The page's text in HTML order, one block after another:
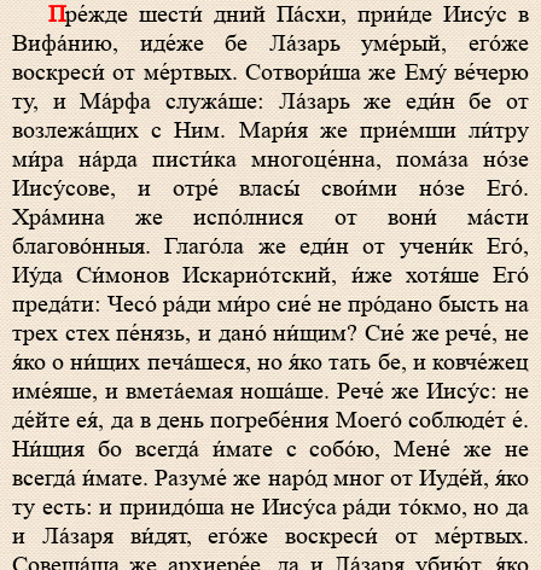
Пре́жде шести́ дний Па́схи, прии́де Иису́с в
Вифа́нию, иде́же бе Ла́зарь уме́рый, его́же
воскреси́ от ме́ртвых. Сотвори́ша же Ему́ ве́черю
ту, и Ма́рфа служа́ше: Ла́зарь же еди́н бе от
возлежа́щих с Ним. Мари́я же прие́мши ли́тру
ми́ра на́рда писти́ка многоце́нна, пома́за но́зе
Иису́сове, и отре́ власы́ свои́ми но́зе Его́.
Хра́мина же испо́лнися от вони́ ма́сти
благово́нныя. Глаго́ла же еди́н от учени́к Его́,
Иу́да Си́монов Искарио́тский, и́же хотя́ше Его́
преда́ти: Чесо́ ра́ди ми́ро сие́ не про́дано бысть на
трех стех пе́нязь, и дано́ ни́щим? Сие́ же рече́, не
я́ко о ни́щих печа́шеся, но я́ко тать бе, и ковче́жец
име́яше, и вмета́емая ноша́ше. Рече́ же Иису́с: не
де́йте ея́, да в день погребе́ния Моего́ соблюде́т е́.
Ни́щия бо всегда́ и́мате с собо́ю, Мене́ же не
всегда́ и́мате. Разуме́ же наро́д мног от Иуде́й, я́ко
ту есть: и приидо́ша не Иису́са ра́ди то́кмо, но да
и Ла́заря ви́дят, его́же воскреси́ от ме́ртвых.